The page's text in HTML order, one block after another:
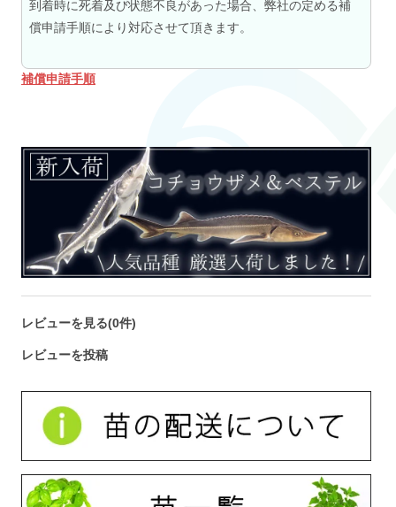
到着時に死着及び状態不良があった場合、弊社の定める補
償申請手順により対応させて頂きます。
補償申請手順
レビューを見る(0件)
レビューを投稿